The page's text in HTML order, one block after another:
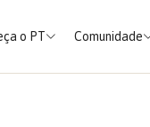
o PT Comunidade